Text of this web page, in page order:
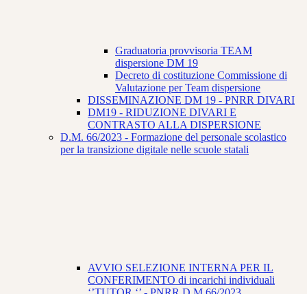
Graduatoria provvisoria TEAM
dispersione DM 19
Decreto di costituzione Commissione di
Valutazione per Team dispersione
DISSEMINAZIONE DM 19 - PNRR DIVARI
DM19 - RIDUZIONE DIVARI E
CONTRASTO ALLA DISPERSIONE
D.M. 66/2023 - Formazione del personale scolastico
per la transizione digitale nelle scuole statali
AVVIO SELEZIONE INTERNA PER IL
CONFERIMENTO di incarichi individuali